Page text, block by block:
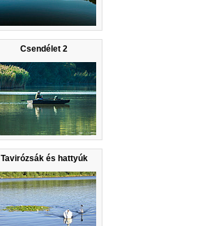
Csendélet 2
Tavirózsák és hattyúk